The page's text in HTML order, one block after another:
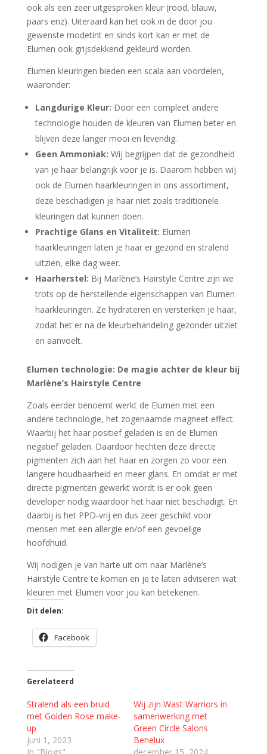
ook als een zeer uitgesproken kleur (rood, blauw,
paars enz). Uiteraard kan het ook in de door jou
gewenste modetint en sinds kort kan er met de
Elumen ook grijsdekkend gekleurd worden.
Elumen kleuringen bieden een scala aan voordelen,
waaronder:
Langdurige Kleur: Door een compleet andere
technologie houden de kleuren van Elumen beter en
blijven deze langer mooi en levendig.
Geen Ammoniak: Wij begrijpen dat de gezondheid
van je haar belangrijk voor je is. Daarom hebben wij
ook de Elumen haarkleuringen in ons assortiment,
deze beschadigen je haar niet zoals traditionele
kleuringen dat kunnen doen.
Prachtige Glans en Vitaliteit: Elumen
haarkleuringen laten je haar er gezond en stralend
uitzien, elke dag weer.
Haarherstel: Bij Marlène’s Hairstyle Centre zijn we
trots op de herstellende eigenschappen van Elumen
haarkleuringen. Ze hydrateren en versterken je haar,
zodat het er na de kleurbehandeling gezonder uitziet
en aanvoelt.
Elumen technologie: De magie achter de kleur bij
Marlène’s Hairstyle Centre
Zoals eerder benoemt werkt de Elumen met een
andere technologie, het zogenaamde magneet effect.
Waarbij het haar positief geladen is en de Elumen
negatief geladen. Daardoor hechten deze directe
pigmenten zich aan het haar en zorgen zo voor een
langere houdbaarheid en meer glans. En omdat er met
directe pigmenten gewerkt wordt is er ook geen
developer nodig waardoor het haar niet beschadigt. En
daarbij is het PPD-vrij en dus zeer geschikt voor
mensen met een allergie en/of een gevoelige
hoofdhuid.
Wij nodigen je van harte uit om naar Marlène’s
Hairstyle Centre te komen en je te laten adviseren wat
kleuren met Elumen voor jou kan betekenen.
Dit delen:
Facebook
Gerelateerd
Stralend als een bruid
met Golden Rose make-
up
juni 1, 2023
Wij zijn Wast Warriors in
samenwerking met
Green Circle Salons
Benelux